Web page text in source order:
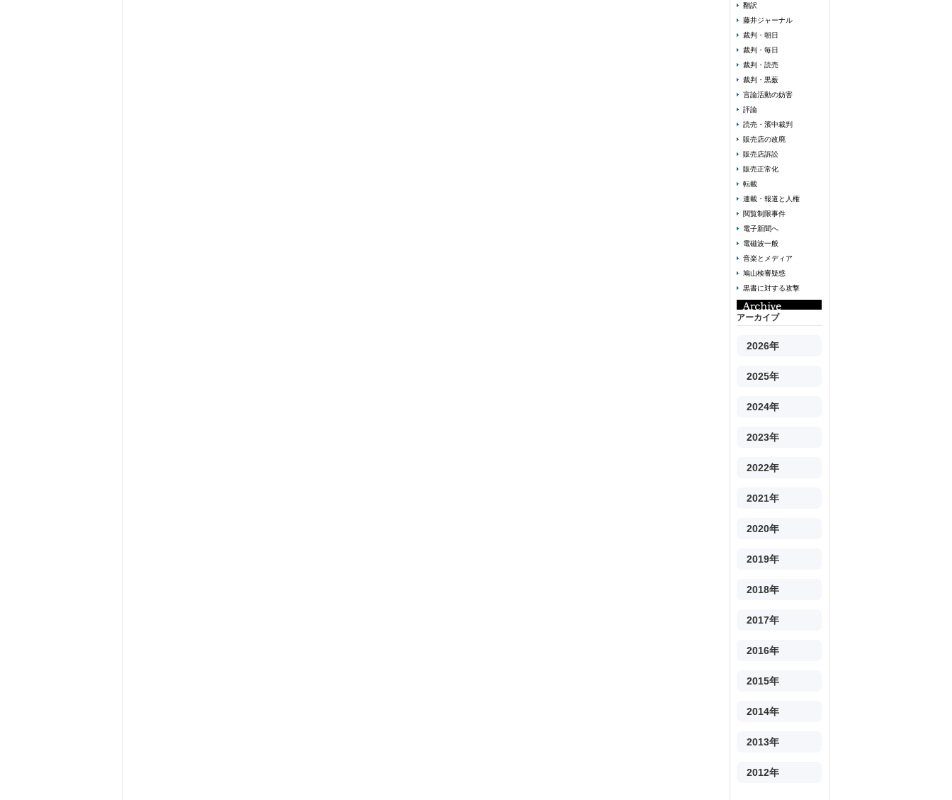
翻訳
藤井ジャーナル
裁判・朝日
裁判・毎日
裁判・読売
裁判・黒薮
言論活動の妨害
評論
読売・濱中裁判
販売店の改廃
販売店訴訟
販売正常化
転載
連載・報道と人権
閲覧制限事件
電子新聞へ
電磁波一般
音楽とメディア
鳩山検審疑惑
黒書に対する攻撃
アーカイブ
2026年
2025年
2024年
2023年
2022年
2021年
2020年
2019年
2018年
2017年
2016年
2015年
2014年
2013年
2012年